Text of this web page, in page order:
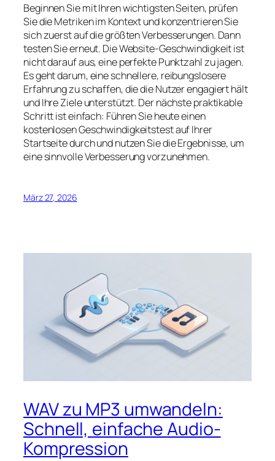
Beginnen Sie mit Ihren wichtigsten Seiten, prüfen
Sie die Metriken im Kontext und konzentrieren Sie
sich zuerst auf die größten Verbesserungen. Dann
testen Sie erneut. Die Website-Geschwindigkeit ist
nicht darauf aus, eine perfekte Punktzahl zu jagen.
Es geht darum, eine schnellere, reibungslosere
Erfahrung zu schaffen, die die Nutzer engagiert hält
und Ihre Ziele unterstützt. Der nächste praktikable
Schritt ist einfach: Führen Sie heute einen
kostenlosen Geschwindigkeitstest auf Ihrer
Startseite durch und nutzen Sie die Ergebnisse, um
eine sinnvolle Verbesserung vorzunehmen.
März 27, 2026
WAV zu MP3 umwandeln:
Schnell, einfache Audio-
Kompression